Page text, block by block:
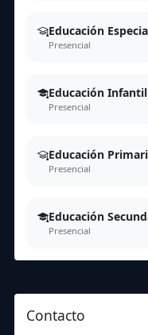
Educación
Presencial
Educación
Presencial
Educación
Presencial
Educación
Presencial
Contacto